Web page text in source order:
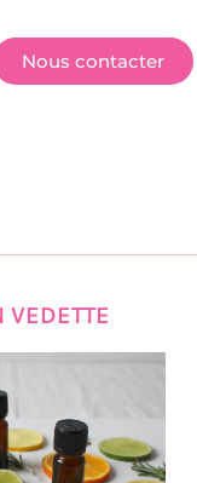
Nous contacter
VEDETTE